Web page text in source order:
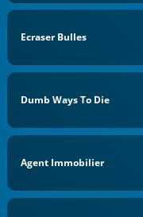
Ecraser Bulles
Dumb Ways To Die
Agent Immobilier